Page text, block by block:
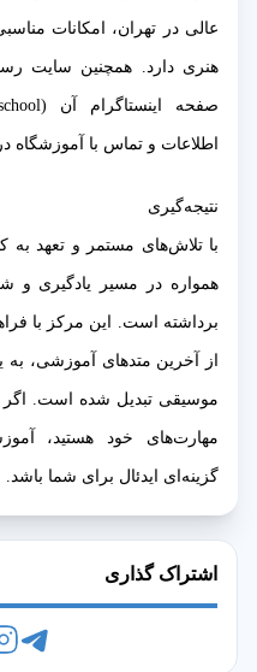
عالی در تهران، امکانات
هنری دارد. همچنین سایت
اطلاعات و تماس با
نتیجه‌گیری
با تلاش‌های مستمر و تعهد به
همواره در مسیر یادگیری و
برداشته است. این مرکز با
از آخرین متدهای آموزشی،
موسیقی تبدیل شده است. اگر
مهارت‌های خود هستید،
گزینه‌ای ایدئال برای شما باشد.
اشتراک گذاری